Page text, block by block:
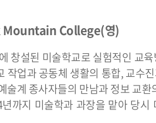
Mountain College(영)
창설된 미술학교로 실험적인 교
작업과 공동체 생활의 통합, 교수
술계 종사자들의 만남과 정보 교
까지 미술학과 과장을 맡아 당